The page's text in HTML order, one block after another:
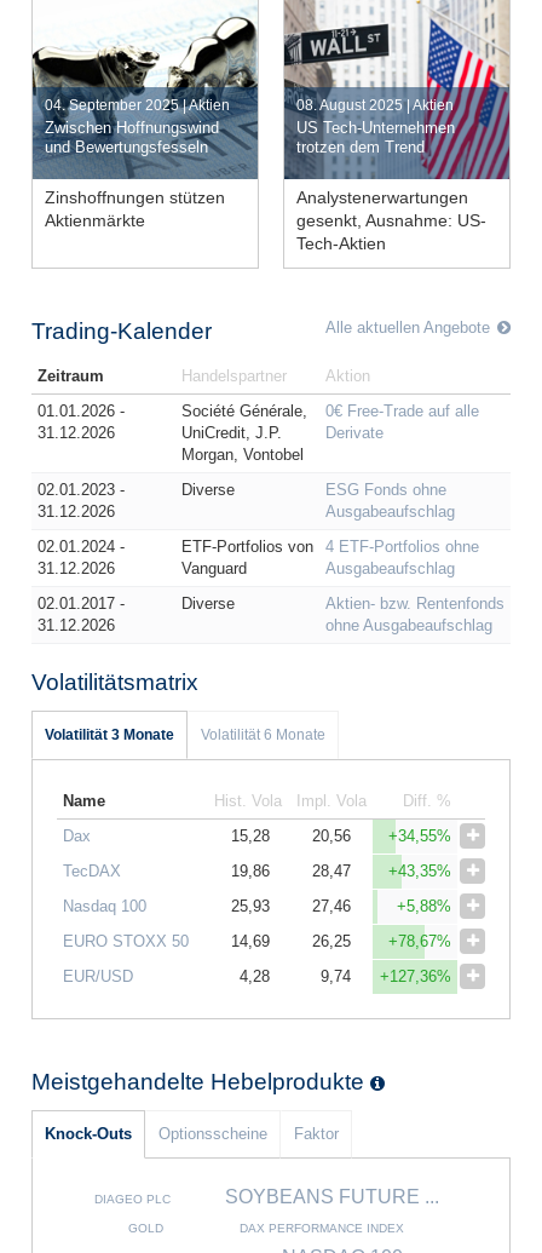
04. September 2025 | Aktien
Zwischen Hoffnungswind
und Bewertungsfesseln
Notenbanken aktiv
Jetzt handeln
Artikel lesen
Zinshoffnungen stützen
Aktienmärkte
08. August 2025 | Aktien
US Tech-Unternehmen
trotzen dem Trend
Zollstreit hält an
Outperformance
Jetzt handeln
Artikel lesen
Analystenerwartungen
gesenkt, Ausnahme: US-
Tech-Aktien
Alle aktuellen Angebote
Trading-Kalender
Zeitraum Handelspartner
Aktion
01.01.2026 -
31.12.2026
Société Générale,
UniCredit, J.P.
Morgan, Vontobel
0€ Free-Trade auf alle
Derivate
02.01.2023 -
31.12.2026
Diverse
ESG Fonds ohne
Ausgabeaufschlag
02.01.2024 -
31.12.2026
ETF-Portfolios von
Vanguard
4 ETF-Portfolios ohne
Ausgabeaufschlag
02.01.2017 -
31.12.2026
Diverse
Aktien- bzw. Rentenfonds
ohne Ausgabeaufschlag
Volatilitätsmatrix
Volatilität 3 Monate Volatilität 6 Monate
Name Hist. Vola Impl. Vola
Diff. %
Dax
15,28 20,56
+34,55%
TecDAX
19,86 28,47
+43,35%
Nasdaq 100
25,93 27,46
+5,88%
EURO STOXX 50
14,69 26,25
+78,67%
EUR/USD
4,28 9,74 +127,36%
Meistgehandelte Hebelprodukte
Knock-Outs Optionsscheine Faktor
DIAGEO PLC SOYBEANS FUTURE ...
GOLD DAX PERFORMANCE INDEX